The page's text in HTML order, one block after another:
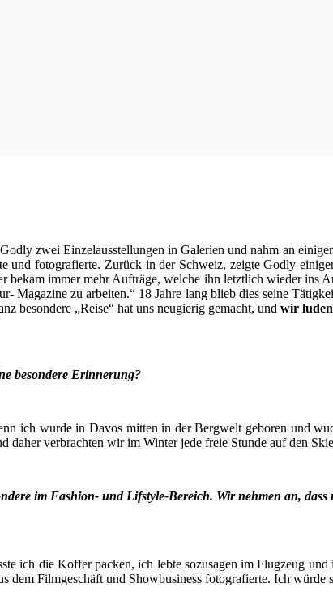
zwei Ein­zel­aus­stel­lun­gen in Gale­rien und nahm an
foto­gra­fier­te. Zurück in der Schweiz, zeig­te God­ly
bekam immer mehr Auf­trä­ge, wel­che ihn letzt­lich wie­der
zu arbei­ten.“ 18 Jah­re lang blieb dies sei­ne
beson­de­re „Rei­se“ hat uns neu­gie­rig gemacht, und wir
beson­de­re Erinnerung?
ich wur­de in Davos mit­ten in der Berg­welt gebo­ren und
daher ver­brach­ten wir im Win­ter jede freie Stun­de auf den
im Fashion- und Lif­style-Bereich. Wir neh­men an,
ich die Kof­fer packen, ich leb­te sozu­sa­gen im Flug­zeug
Film­ge­schäft und Show­busi­ness foto­gra­fier­te. Ich wür­de